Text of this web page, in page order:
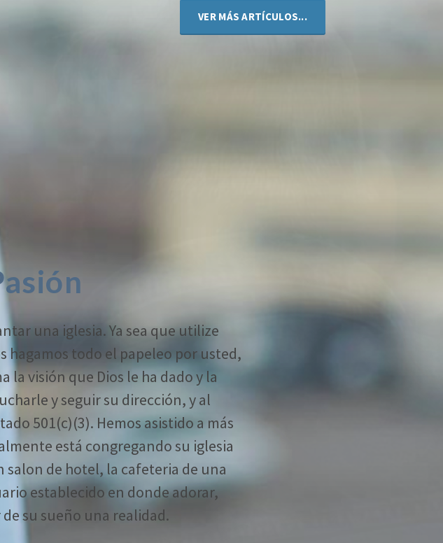
VER MÁS ARTÍCULOS...
una iglesia. Ya sea que utilize
todo el papeleo por usted,
la visión que Dios le ha dado y la
y seguir su dirección, y al
501(c)(3). Hemos asistido a más
está congregando su iglesia
de hotel, la cafeteria de una
establecido en donde adorar,
su sueño una realidad.